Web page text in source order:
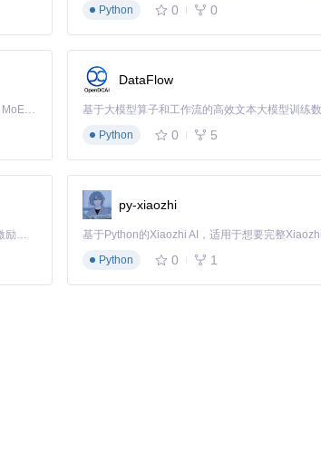
处理的3条审批通知和2条系统公告。通过类型筛选先处
送协作通知，包含更新内容摘要和相关项目链接。点击
Python
0 0
Kimi K3 是Kimi能力最强的模型：这是一个拥有 2.8 万亿参数的混合专家（MoE）模型，具备原生视觉理解能力，并支持 100 万 token 的上下文窗口。
DataFlow
基于大模型算子和工作流的高效文本大模型训练
Python
0 5
「源启盛夏」暑期校园开发者成长计划旨在激活校园开源力量，通过积分激励、认证扶持、资源倾斜等形式，引导高校组织和开发者完成「入驻 — 建项目 — 做贡献 — 获认证 — 得资源」的完整闭环。无论你是想带领社团入驻平台的组织者，还是希望用代码贡献证明自己的开发者，都能在这里找到属于你的成长路径。
py-xiaozhi
Python
0 1